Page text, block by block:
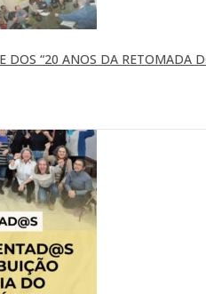
DOS “20 ANOS DA RETOMADA